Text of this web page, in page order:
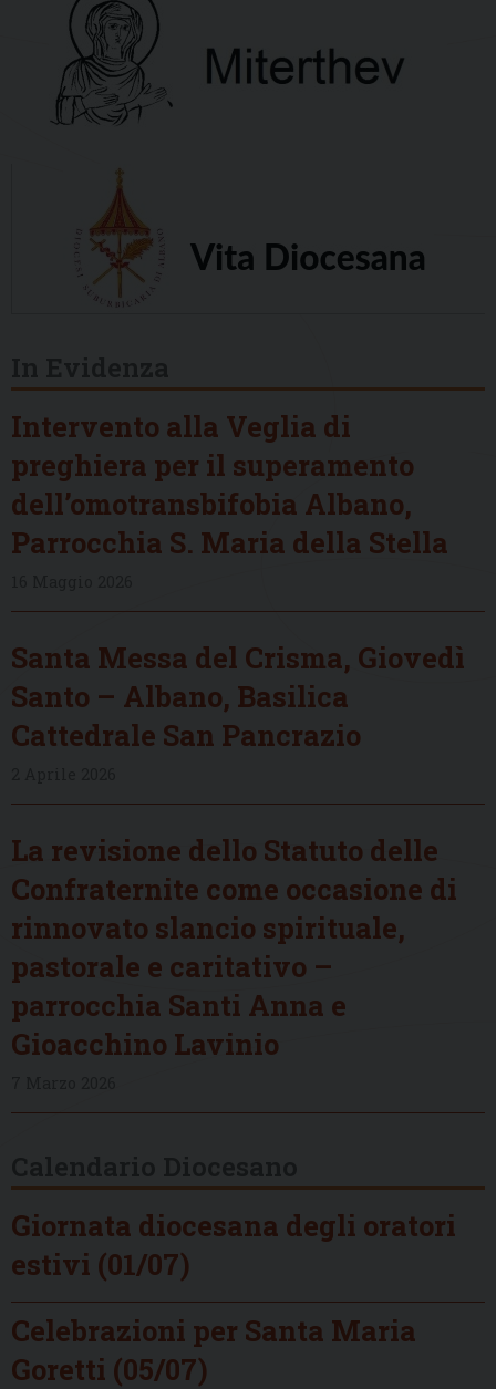
Intervento alla Veglia di
preghiera per il superamento
dell’omotransbifobia Albano,
Parrocchia S. Maria della Stella
Santa Messa del Crisma, Giovedì
Santo – Albano, Basilica
Cattedrale San Pancrazio
La revisione dello Statuto delle
Confraternite come occasione di
rinnovato slancio spirituale,
pastorale e caritativo –
parrocchia Santi Anna e
Gioacchino Lavinio
Giornata diocesana degli oratori
estivi (01/07)
Celebrazioni per Santa Maria
Goretti (05/07)